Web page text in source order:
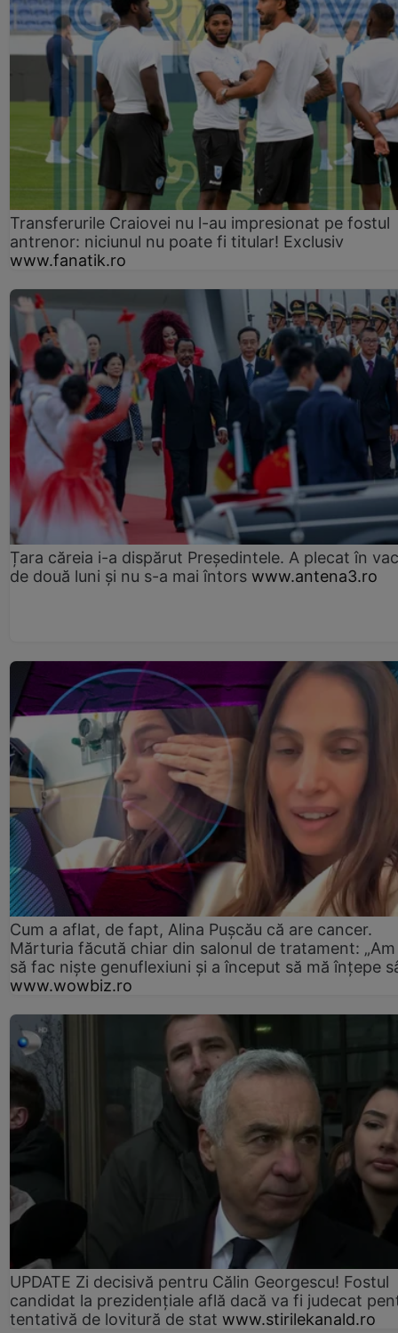
Transferurile Craiovei nu l-au impresionat pe fostul
antrenor: niciunul nu poate fi titular! Exclusiv
www.fanatik.ro
Țara căreia i-a dispărut Președintele. A plecat în
de două luni și nu s-a mai întors www.antena3.ro
Cum a aflat, de fapt, Alina Pușcău că are cancer.
Mărturia făcută chiar din salonul de tratament:
să fac niște genuflexiuni și a început să mă înțepe
www.wowbiz.ro
UPDATE Zi decisivă pentru Călin Georgescu! Fostul
candidat la prezidențiale află dacă va fi judecat
tentativă de lovitură de stat www.stirilekanald.ro